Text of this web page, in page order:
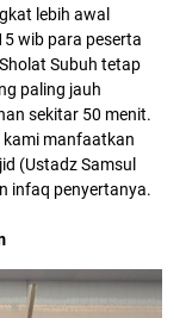
lebih awal
wib para peserta
Subuh tetap
paling jauh
sekitar 50 menit.
kami manfaatkan
(Ustadz Samsul
infaq penyertanya.